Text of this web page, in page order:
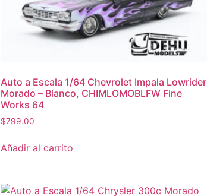
Auto a Escala 1/64 Chevrolet Impala Lowrider
Morado – Blanco, CHIMLOMOBLFW Fine
Works 64
$799.00
Añadir al carrito